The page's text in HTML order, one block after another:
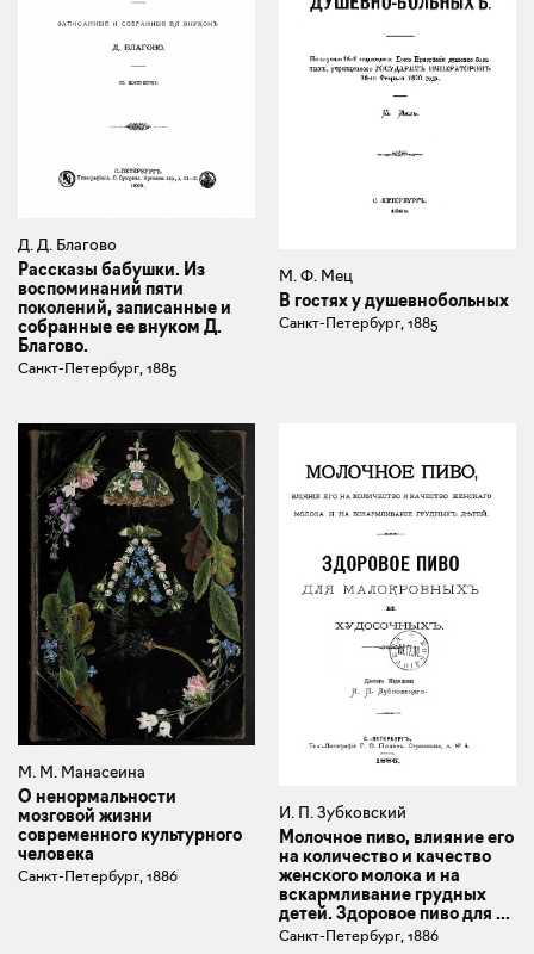
Д. Д. Благово
Рассказы бабушки. Из
воспоминаний пяти
поколений, записанные и
собранные ее внуком Д.
Благово.
Санкт-Петербург, 1885
М. Ф. Мец
В гостях у душевнобольных
Санкт-Петербург, 1885
М. М. Манасеина
О ненормальности
мозговой жизни
современного культурного
человека
Санкт-Петербург, 1886
И. П. Зубковский
Молочное пиво, влияние его
на количество и качество
женского молока и на
вскармливание грудных
детей. Здоровое пиво для ...
Санкт-Петербург, 1886